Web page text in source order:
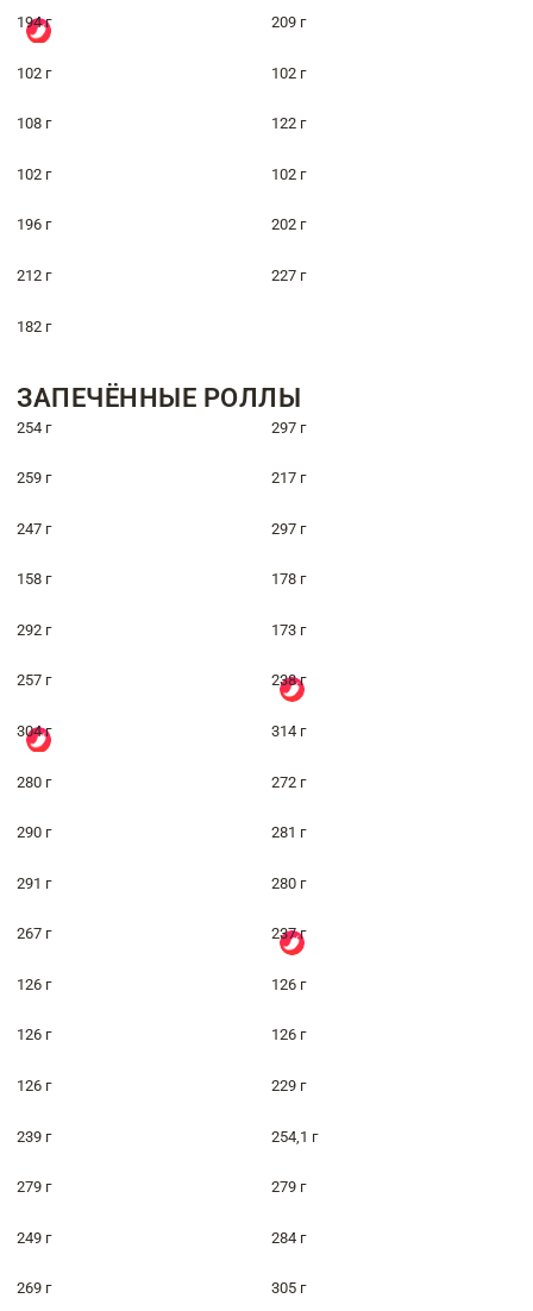
194 г 209 г
102 г 102 г
108 г 122 г
102 г 102 г
196 г 202 г
212 г 227 г
182 г
ЗАПЕЧЁННЫЕ РОЛЛЫ
254 г 297 г
259 г 217 г
247 г 297 г
158 г 178 г
292 г 173 г
257 г 238 г
304 г 314 г
280 г 272 г
290 г 281 г
291 г 280 г
267 г 237 г
126 г 126 г
126 г 126 г
126 г 229 г
239 г 254,1 г
279 г 279 г
249 г 284 г
269 г 305 г